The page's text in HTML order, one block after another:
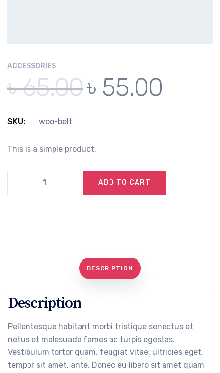
ACCESSORIES
৳65.00৳ 55.00
SKU: woo-belt
This is a simple product.
ADD TO CART
DESCRIPTION
Description
Pellentesque habitant morbi tristique senectus et
netus et malesuada fames ac turpis egestas.
Vestibulum tortor quam, feugiat vitae, ultricies eget,
tempor sit amet, ante. Donec eu libero sit amet quam